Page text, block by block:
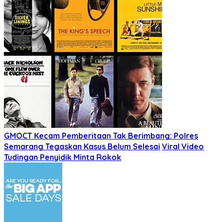
GMOCT Kecam Pemberitaan Tak Berimbang: Polres
Semarang Tegaskan Kasus Belum Selesai Viral Video
Tudingan Penyidik Minta Rokok